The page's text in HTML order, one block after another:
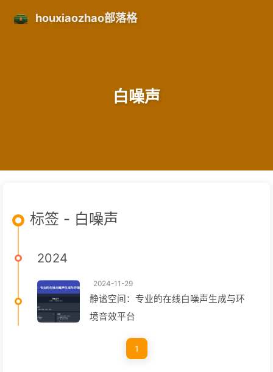
houxiaozhao部落格
白噪声
标签 - 白噪声
2024
2024-11-29
静谧空间：专业的在线白噪声生成与环
境音效平台
1